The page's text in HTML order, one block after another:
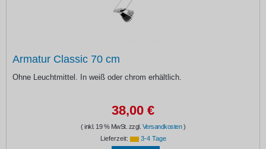
Armatur Classic 70 cm
Ohne Leuchtmittel. In weiß oder chrom erhältlich.
38,00 €
( inkl. 19 % MwSt. zzgl. Versandkosten)
Lieferzeit:
3-4 Tage